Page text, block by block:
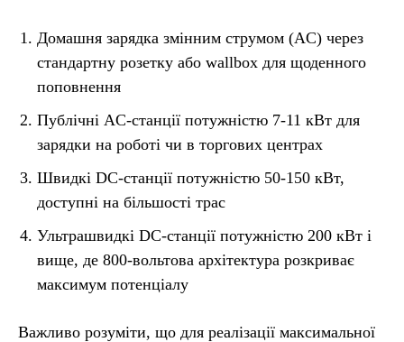
Домашня зарядка змінним струмом (AC) через
стандартну розетку або wallbox для щоденного
поповнення
Публічні AC-станції потужністю 7-11 кВт для
зарядки на роботі чи в торгових центрах
Швидкі DC-станції потужністю 50-150 кВт,
доступні на більшості трас
Ультрашвидкі DC-станції потужністю 200 кВт і
вище, де 800-вольтова архітектура розкриває
максимум потенціалу
Важливо розуміти, що для реалізації максимальної